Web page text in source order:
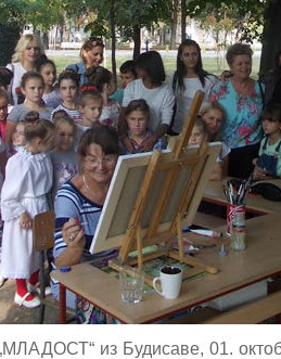
из Будисаве, 01.